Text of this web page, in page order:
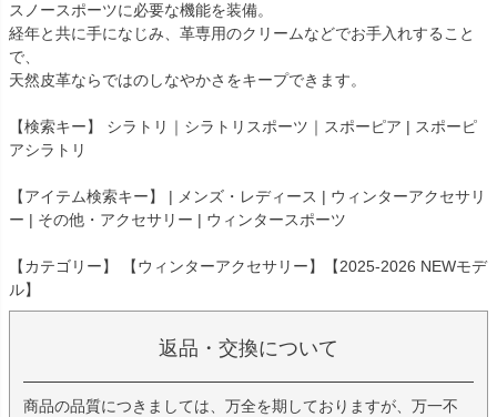
スノースポーツに必要な機能を装備。
経年と共に手になじみ、革専用のクリームなどでお手入れすること
で、
天然皮革ならではのしなやかさをキープできます。
【検索キー】 シラトリ｜シラトリスポーツ｜スポーピア | スポーピ
アシラトリ
【アイテム検索キー】 | メンズ・レディース | ウィンターアクセサリ
ー | その他・アクセサリー | ウィンタースポーツ
【カテゴリー】 【ウィンターアクセサリー】【2025-2026 NEWモデ
ル】
返品・交換について
商品の品質につきましては、万全を期しておりますが、万一不